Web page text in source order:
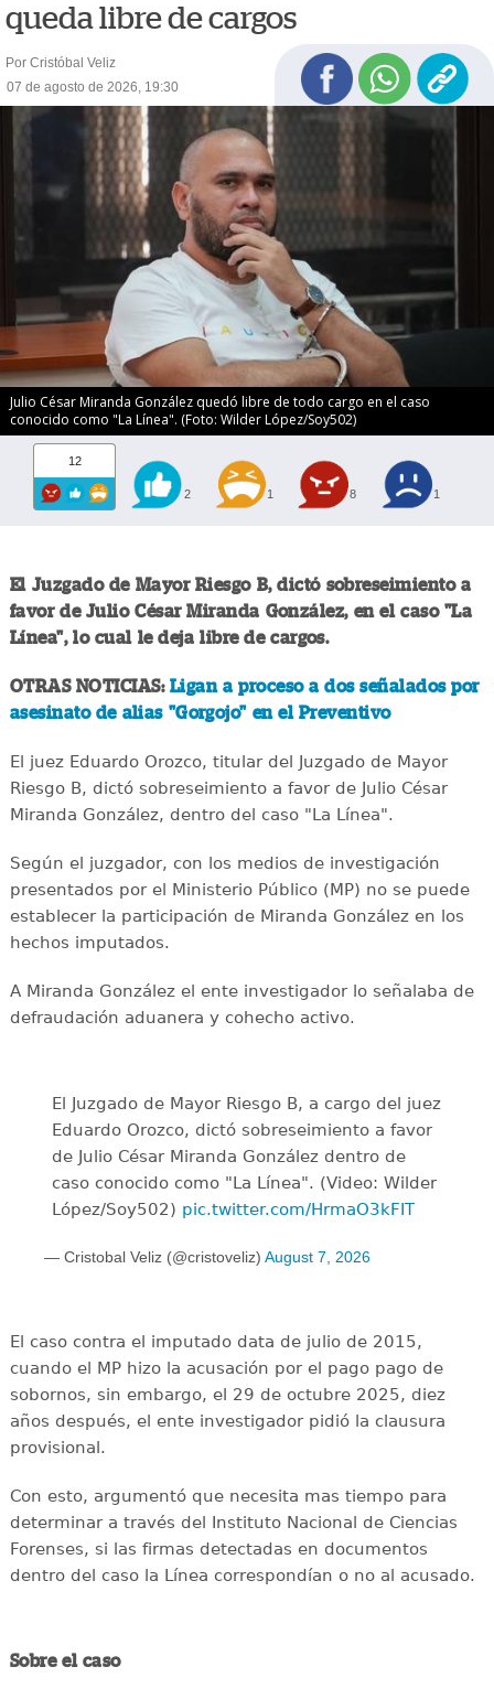
queda libre de cargos
Por Cristóbal Veliz
07 de agosto de 2026, 19:30
Julio César Miranda González quedó libre de todo cargo en el caso
conocido como "La Línea". (Foto: Wilder López/Soy502)
12
2 1 8 1
El Juzgado de Mayor Riesgo B, dictó sobreseimiento a
favor de Julio César Miranda González, en el caso "La
Línea", lo cual le deja libre de cargos.
OTRAS NOTICIAS: Ligan a proceso a dos señalados por
asesinato de alias "Gorgojo" en el Preventivo
El juez Eduardo Orozco, titular del Juzgado de Mayor
Riesgo B, dictó sobreseimiento a favor de Julio César
Miranda González, dentro del caso "La Línea".
Según el juzgador, con los medios de investigación
presentados por el Ministerio Público (MP) no se puede
establecer la participación de Miranda González en los
hechos imputados.
A Miranda González el ente investigador lo señalaba de
defraudación aduanera y cohecho activo.
El Juzgado de Mayor Riesgo B, a cargo del juez
Eduardo Orozco, dictó sobreseimiento a favor
de Julio César Miranda González dentro de
caso conocido como "La Línea". (Video: Wilder
López/Soy502) pic.twitter.com/HrmaO3kFIT
— Cristobal Veliz (@cristoveliz) August 7, 2026
El caso contra el imputado data de julio de 2015,
cuando el MP hizo la acusación por el pago pago de
sobornos, sin embargo, el 29 de octubre 2025, diez
años después, el ente investigador pidió la clausura
provisional.
Con esto, argumentó que necesita mas tiempo para
determinar a través del Instituto Nacional de Ciencias
Forenses, si las firmas detectadas en documentos
dentro del caso la Línea correspondían o no al acusado.
Sobre el caso